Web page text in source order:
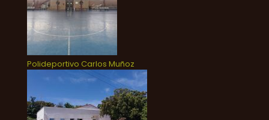
Polideportivo Carlos Muñoz